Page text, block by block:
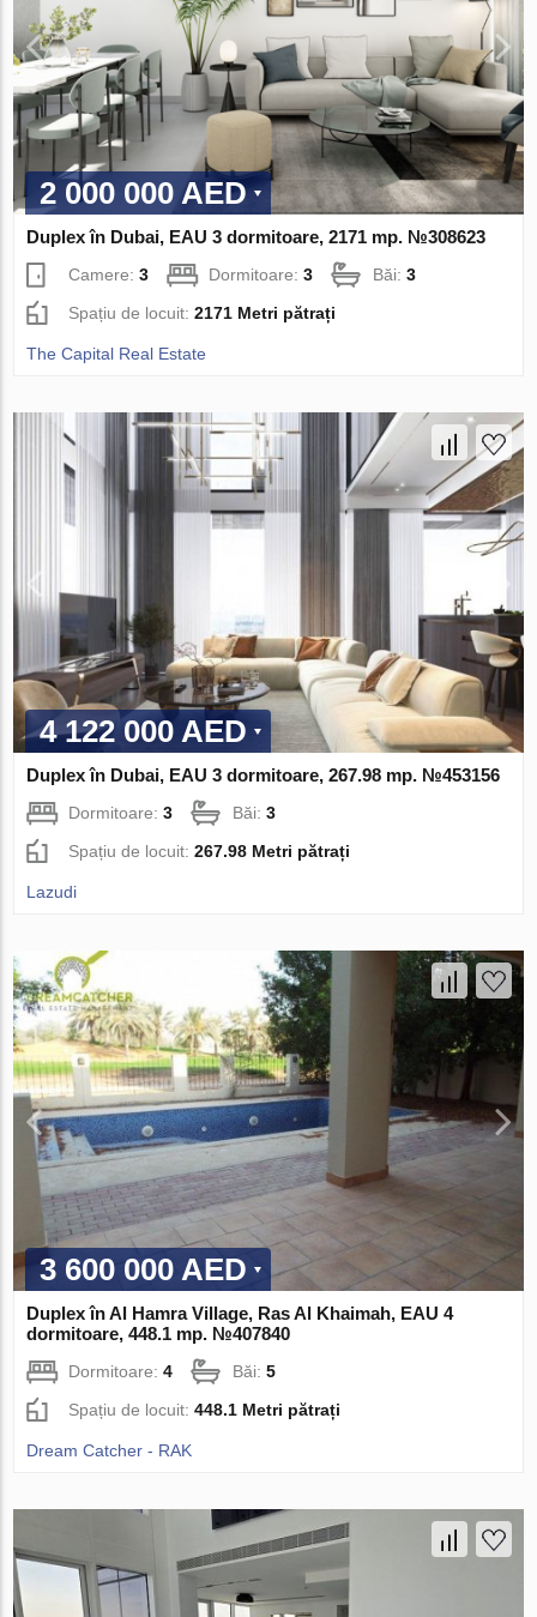
2 000 000 AED
Duplex în Dubai, EAU 3 dormitoare, 2171 mp. №308623
Camere:3 Dormitoare:3 Băi:3
Spațiu de locuit:2171 Metri pătrați
The Capital Real Estate
4 122 000 AED
Duplex în Dubai, EAU 3 dormitoare, 267.98 mp. №453156
Dormitoare:3 Băi:3
Spațiu de locuit:267.98 Metri pătrați
Lazudi
3 600 000 AED
Duplex în Al Hamra Village, Ras Al Khaimah, EAU 4
dormitoare, 448.1 mp. №407840
Dormitoare:4 Băi:5
Spațiu de locuit:448.1 Metri pătrați
Dream Catcher - RAK